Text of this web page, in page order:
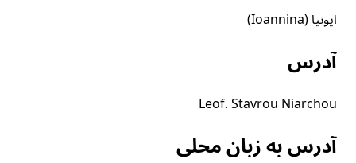
ایونیا (Ioannina)
آدرس
Leof. Stavrou Niarchou
آدرس به زبان محلی